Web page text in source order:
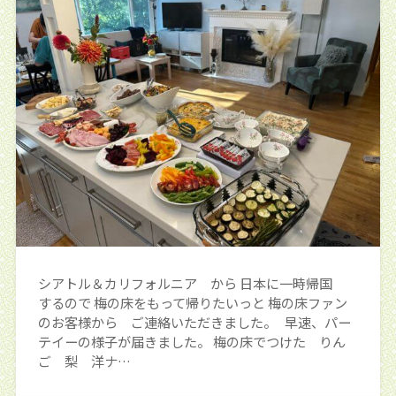
シアトル＆カリフォルニア から 日本に一時帰国
するので 梅の床をもって帰りたいっと 梅の床ファン
のお客様から ご連絡いただきました。 早速、パー
テイーの様子が届きました。 梅の床でつけた りん
ご 梨 洋ナ…